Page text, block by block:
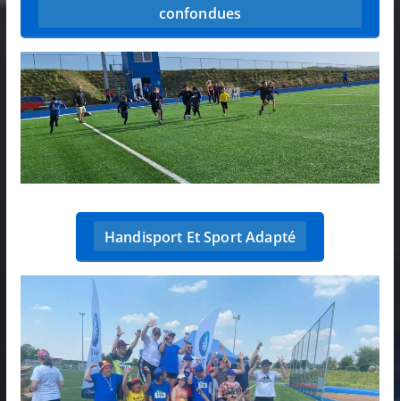
confondues
Handisport Et Sport Adapté